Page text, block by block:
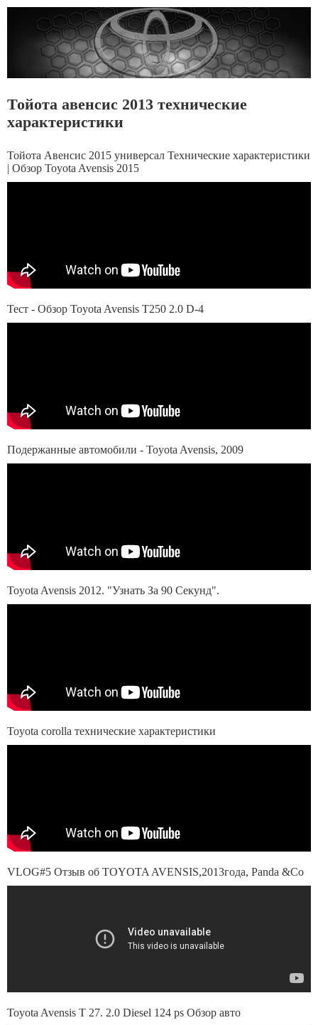
Тойота авенсис 2013 технические
характеристики
Тойота Авенсис 2015 универсал Технические характеристики
| Обзор Toyota Avensis 2015
Тест - Обзор Toyota Avensis T250 2.0 D-4
Подержанные автомобили - Toyota Avensis, 2009
Toyota Avensis 2012. "Узнать За 90 Секунд".
Toyota corolla технические характеристики
VLOG#5 Отзыв об TOYOTA AVENSIS,2013года, Panda &Co
Toyota Avensis T 27. 2.0 Diesel 124 ps Обзор авто